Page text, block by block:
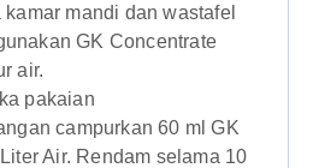
mandi dan wastafel
GK Concentrate
air.
pakaian
campurkan 60 ml GK
Air. Rendam selama 10